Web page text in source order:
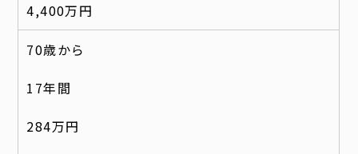
4,400万円
70歳から
17年間
284万円